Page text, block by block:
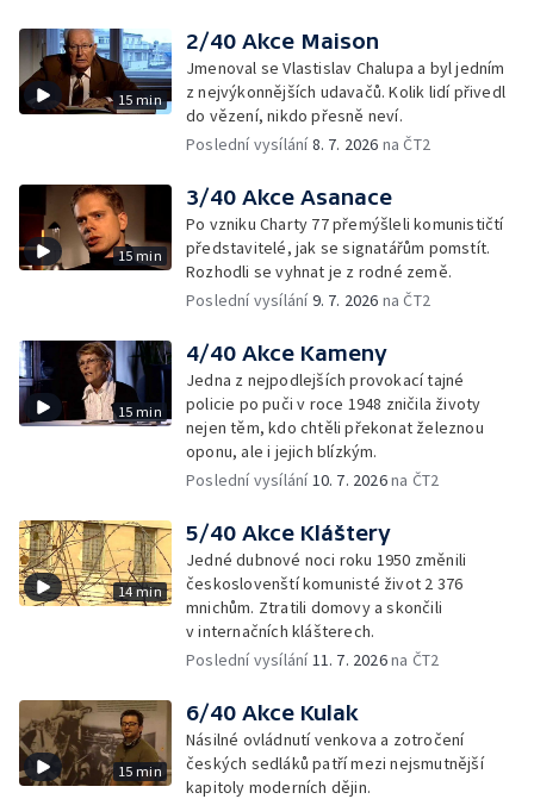
15 min
2/40 Akce Maison
Jmenoval se Vlastislav Chalupa a byl jedním
z nejvýkonnějších udavačů. Kolik lidí přivedl
do vězení, nikdo přesně neví.
Poslední vysílání8. 7. 2026 na ČT2
15 min
3/40 Akce Asanace
Po vzniku Charty 77 přemýšleli komunističtí
představitelé, jak se signatářům pomstít.
Rozhodli se vyhnat je z rodné země.
Poslední vysílání9. 7. 2026 na ČT2
15 min
4/40 Akce Kameny
Jedna z nejpodlejších provokací tajné
policie po puči v roce 1948 zničila životy
nejen těm, kdo chtěli překonat železnou
oponu, ale i jejich blízkým.
Poslední vysílání10. 7. 2026na ČT2
14 min
5/40 Akce Kláštery
Jedné dubnové noci roku 1950 změnili
českoslovenští komunisté život 2 376
mnichům. Ztratili domovy a skončili
v internačních klášterech.
Poslední vysílání11. 7. 2026na ČT2
15 min
6/40 Akce Kulak
Násilné ovládnutí venkova a zotročení
českých sedláků patří mezi nejsmutnější
kapitoly moderních dějin.